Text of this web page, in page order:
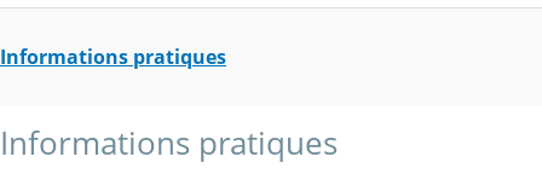
Informations pratiques
Informations pratiques